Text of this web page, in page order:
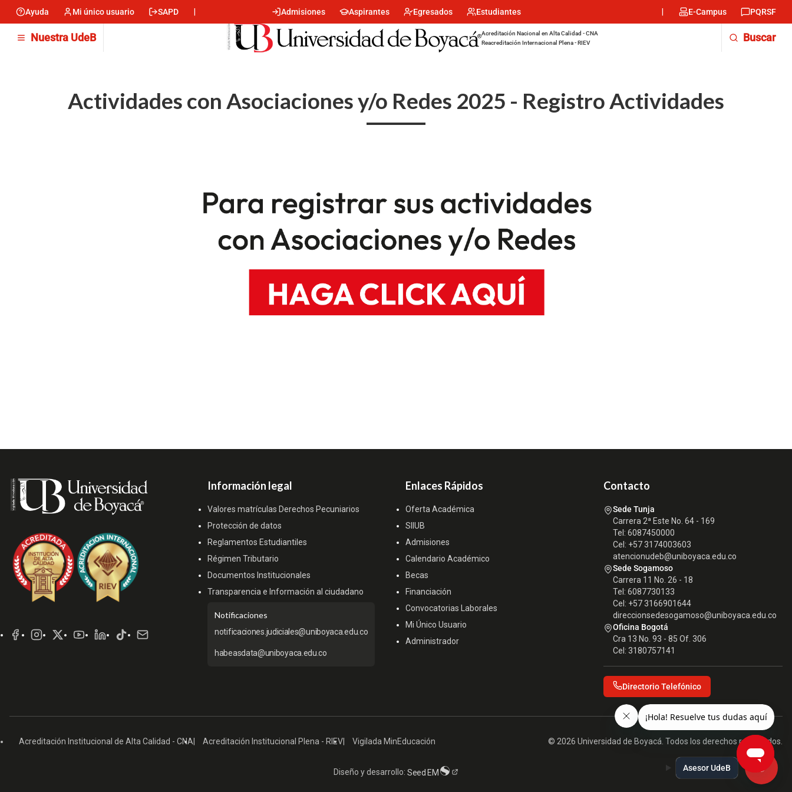
main
content
Menu
Ayuda Mi único usuario SAPD
Menu
encabezado
-
Centro
Admisiones Aspirantes Egresados Estudiantes
Menu
encabezado
E-Campus PQRSF
Nuestra UdeB
Acreditación Nacional en Alta Calidad - CNA
Reacreditación Internacional Plena - RIEV
Buscar
Actividades con Asociaciones y/o Redes 2025 - Registro Actividades
Sociales
Información legal
Valores matrículas Derechos Pecuniarios
Protección de datos
Reglamentos Estudiantiles
Régimen Tributario
Documentos Institucionales
Transparencia e Información al ciudadano
Notificaciones
notificaciones.judiciales@uniboyaca.edu.co
habeasdata@uniboyaca.edu.co
Enlaces Rápidos
Oferta Académica
SIIUB
Admisiones
Calendario Académico
Becas
Financiación
Convocatorias Laborales
Mi Único Usuario
Administrador
Contacto
Sede Tunja
Carrera 2ª Este No. 64 - 169
Tel: 6087450000
Cel: +57 3174003603
atencionudeb@uniboyaca.edu.co
Sede Sogamoso
Carrera 11 No. 26 - 18
Tel: 6087730133
Cel: +57 3166901644
direccionsedesogamoso@uniboyaca.edu.co
Oficina Bogotá
Cra 13 No. 93 - 85 Of. 306
Cel: 3180757141
Directorio Telefónico
Acreditación Institucional de Alta Calidad - CNA Acreditación Institucional Plena - RIEV Vigilada MinEducación © 2026 Universidad de Boyacá. Todos los derechos reservados.
Diseño y desarrollo: Seed EM Asesor UdeB